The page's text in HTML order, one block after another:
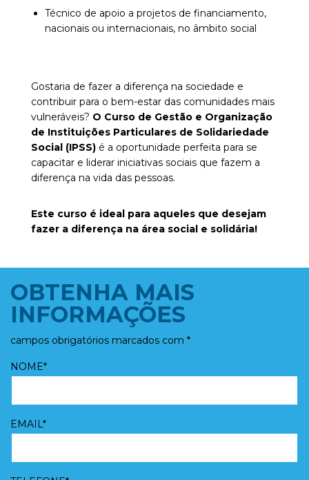
Técnico de apoio a projetos de financiamento,
nacionais ou internacionais, no âmbito social
Gostaria de fazer a diferença na sociedade e
contribuir para o bem-estar das comunidades mais
vulneráveis? O Curso de Gestão e Organização
de Instituições Particulares de Solidariedade
Social (IPSS) é a oportunidade perfeita para se
capacitar e liderar iniciativas sociais que fazem a
diferença na vida das pessoas.
Este curso é ideal para aqueles que desejam
fazer a diferença na área social e solidária!
OBTENHA MAIS
INFORMAÇÕES
campos obrigatórios marcados com *
NOME*
EMAIL*